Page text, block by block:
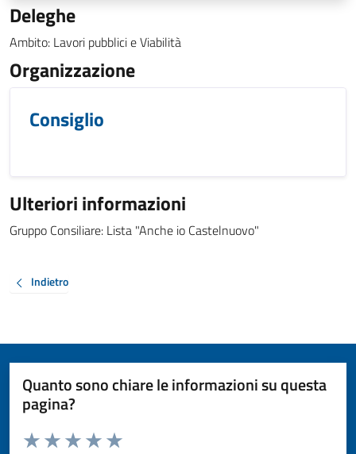
Deleghe
Ambito: Lavori pubblici e Viabilità
Organizzazione
Consiglio
Ulteriori informazioni
Gruppo Consiliare: Lista "Anche io Castelnuovo"
Indietro
Quanto sono chiare le informazioni su questa
pagina?
Valuta da 1 a 5 stelle la pagina